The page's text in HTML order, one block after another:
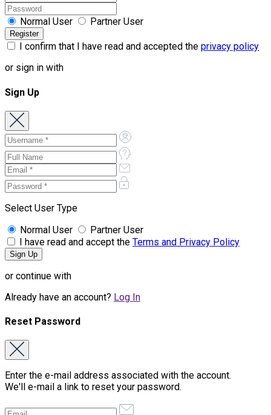
Normal User Partner User
I confirm that I have read and accepted the privacy policy
or sign in with
Sign Up
Select User Type
Normal User
Partner User
I have read and accept the Terms and Privacy Policy
or continue with
Already have an account? Log In
Reset Password
Enter the e-mail address associated with the account.
We'll e-mail a link to reset your password.